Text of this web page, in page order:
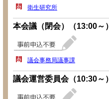
衛生研究所
本会議（閉会）（13:00～）
議会事務局議事課
議会運営委員会（10:30～）